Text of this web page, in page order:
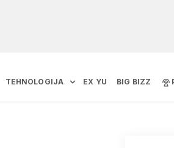
TEHNOLOGIJA EX YU BIG BIZZ